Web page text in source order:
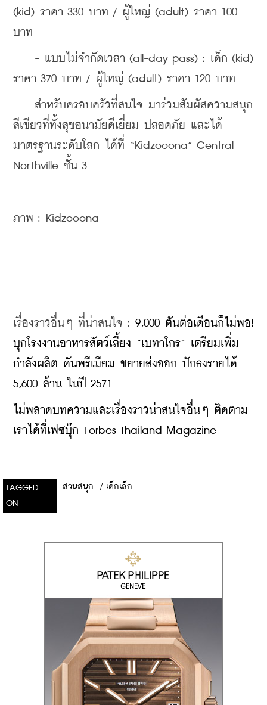
(kid) ราคา 330 บาท / ผู้ใหญ่ (adult) ราคา 100
บาท
- แบบไม่จำกัดเวลา (all-day pass) : เด็ก (kid)
ราคา 370 บาท / ผู้ใหญ่ (adult) ราคา 120 บาท
สำหรับครอบครัวที่สนใจ มาร่วมสัมผัสความสนุก
สีเขียวที่ทั้งสุขอนามัยดีเยี่ยม ปลอดภัย และได้
มาตรฐานระดับโลก ได้ที่ “Kidzooona” Central
Northville ชั้น 3
ภาพ : Kidzooona
เรื่องราวอื่นๆ ที่น่าสนใจ : 9,000 ตันต่อเดือนก็ไม่พอ!
บุกโรงงานอาหารสัตว์เลี้ยง “เบทาโกร” เตรียมเพิ่ม
กำลังผลิต ดันพรีเมียม ขยายส่งออก ปักธงรายได้
5,600 ล้าน ในปี 2571
ไม่พลาดบทความและเรื่องราวน่าสนใจอื่นๆ ติดตาม
เราได้ที่เฟซบุ๊ก Forbes Thailand Magazine
TAGGED
ON
สวนสนุก / เด็กเล็ก